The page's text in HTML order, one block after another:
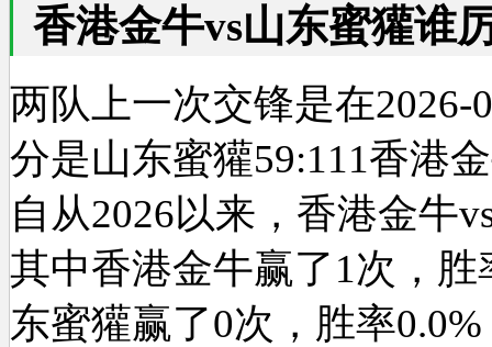
香港金牛vs山东蜜獾谁
两队上一次交锋是在2026-
分是山东蜜獾59:111香港
自从2026以来，香港金牛
其中香港金牛赢了1次，胜
东蜜獾赢了0次，胜率